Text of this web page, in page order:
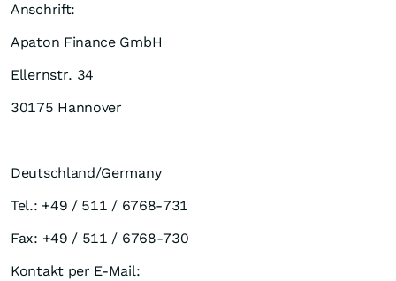
Anschrift:
Apaton Finance GmbH
Ellernstr. 34
30175 Hannover
Deutschland/Germany
Tel.: +49 / 511 / 6768-731
Fax: +49 / 511 / 6768-730
Kontakt per E-Mail: